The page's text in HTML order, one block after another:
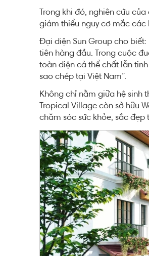
Trong khi đó, nghiên cứu
giảm thiểu nguy cơ mắc các
Đại diện Sun Group cho
tiên hàng đầu. Trong cuộc
toàn diện cả thể chất lẫn
sao chép tại Việt Nam”.
Không chỉ nằm giữa hệ sinh
Tropical Village còn sở hữu
chăm sóc sức khỏe, sắc đẹp